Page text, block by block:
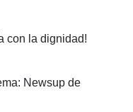
con la dignidad!
Newsup de